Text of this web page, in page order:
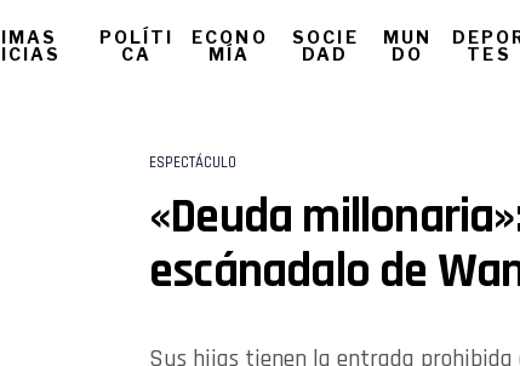
POLÍTI
CA
ECONO
MÍA
SOCIE
DAD
MUN
DO
TES
ESPECTÁCULO
«Deuda
escánadalo de
Sus hijas tienen la entrada prohibida